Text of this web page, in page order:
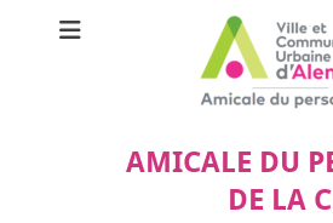
AMICALE DU
DE LA